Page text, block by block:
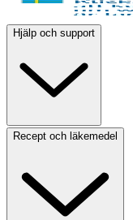
Hjälp och support
Recept och läkemedel